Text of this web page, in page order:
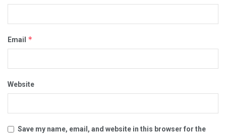
Email *
Website
Save my name, email, and website in this browser for the